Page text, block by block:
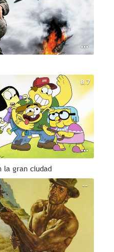
8.7
la gran ciudad
--